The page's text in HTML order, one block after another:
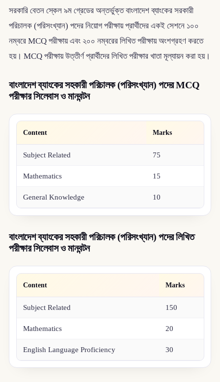
সরকারি বেতন স্কেল ৯ম গ্রেডের অন্তর্ভুক্ত বাংলাদেশ ব্যাংকের সরকারী
পরিচালক (পরিসংখ্যান) পদের নিয়োগ পরীক্ষায় প্রার্থীদের একই সেশনে ১০০
নম্বরে MCQ পরীক্ষায় এবং ২০০ নম্বরের লিখিত পরীক্ষায় অংশগ্রহণ করতে
হয়। MCQ পরীক্ষায় উত্তীর্ণ প্রার্থীদের লিখিত পরীক্ষার খাতা মূল্যায়ন করা হয়।
বাংলাদেশ ব্যাংকের সহকারী পরিচালক (পরিসংখ্যান) পদের MCQ
পরীক্ষার সিলেবাস ও মানবন্টন
Content Marks
Subject Related 75
Mathematics 15
General Knowledge 10
বাংলাদেশ ব্যাংকের সহকারী পরিচালক (পরিসংখ্যান) পদের লিখিত
পরীক্ষার সিলেবাস ও মানবন্টন
Content Marks
Subject Related 150
Mathematics 20
English Language Proficiency 30